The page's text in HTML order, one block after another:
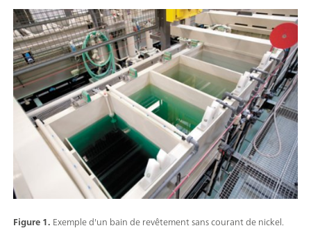
Figure 1. Exemple d'un bain de revêtement sans courant de nickel.